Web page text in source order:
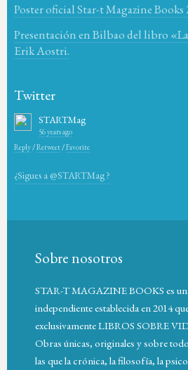
Poster oficial Star-t Magazine Books
Presentación en Bilbao del libro
Erik Aostri.
Twitter
STARTMag
56 years ago
Reply/Retweet/Favorite
¿Sigues a @STARTMag ?
Sobre nosotros
STAR-T MAGAZINE BOOKS es
independiente establecida en 2014
exclusivamente LIBROS SOBRE
Obras únicas, originales y sobre
las que la crónica, la filosofía, la